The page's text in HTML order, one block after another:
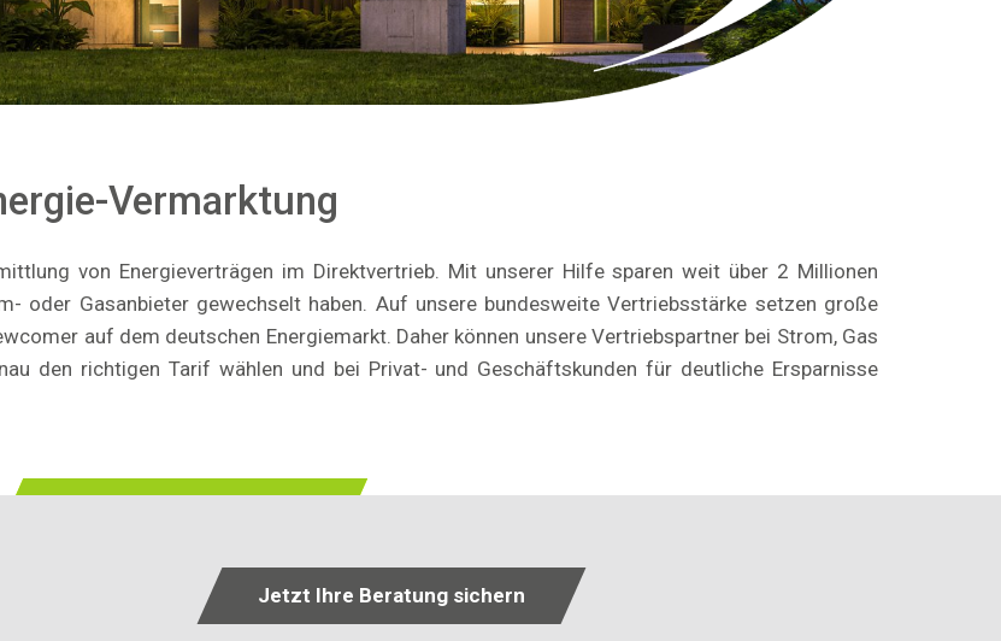
Vermarktung
von Energieverträgen im Direktvertrieb. Mit unserer Hilfe sparen weit über 2 Millionen
oder Gasanbieter gewechselt haben. Auf unsere bundesweite Vertriebsstärke setzen große
auf dem deutschen Energiemarkt. Daher können unsere Vertriebspartner bei Strom, Gas
den richtigen Tarif wählen und bei Privat- und Geschäftskunden für deutliche Ersparnisse
Jetzt Ihre Beratung sichern